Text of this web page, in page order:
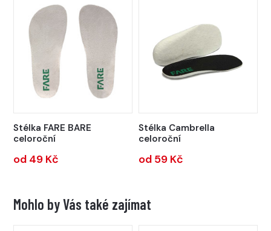
Stélka FARE BARE
celoroční
od 49 Kč
Stélka Cambrella
celoroční
od 59 Kč
Mohlo by Vás také zajímat